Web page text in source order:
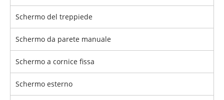
Schermo del treppiede
Schermo da parete manuale
Schermo a cornice fissa
Schermo esterno